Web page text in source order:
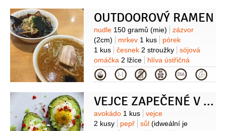
OUTDOOROVÝ RAMEN
Suroviny
nudle 150 gramů (mie)
zázvor
(2cm)
mrkev 1 kus
pórek
1 kus
česnek 2 stroužky
sójová
omáčka 2 lžíce
hlíva ústřičná
10 plátků (sušená) vývar2 lžičky
(sušený)
Kategorie
VEJCE ZAPEČENÉ V AVOKÁDU
Suroviny
avokádo 1 kus
vejce
2 kusy
pepř sůl (idweální je